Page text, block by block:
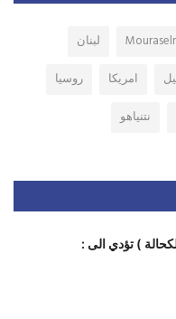
لبنان
امريكا
روسيا
نتنياهو
) تؤدي الى :